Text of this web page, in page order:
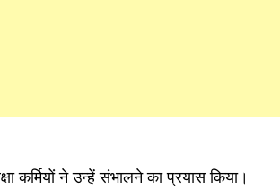
कर्मियों ने उन्हें संभालने का प्रयास किया।